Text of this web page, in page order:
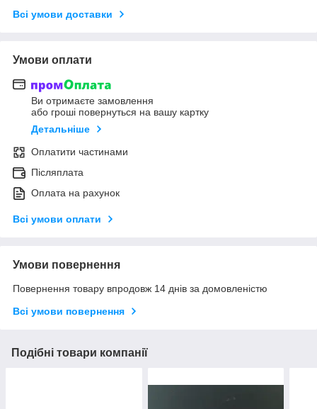
Всі умови доставки
Умови оплати
Ви отримаєте замовлення
або гроші повернуться на вашу картку
Детальніше
Оплатити частинами
Післяплата
Оплата на рахунок
Всі умови оплати
Умови повернення
Повернення товару впродовж 14 днів за домовленістю
Всі умови повернення
Подібні товари компанії